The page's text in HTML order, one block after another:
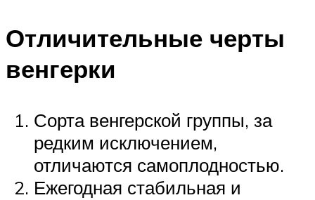
Отличительные черты
венгерки
Сорта венгерской группы, за
редким исключением,
отличаются самоплодностью.
Ежегодная стабильная и